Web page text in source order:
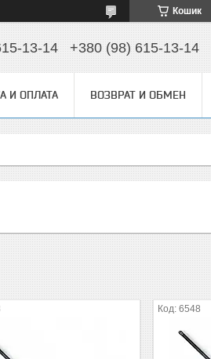
Кошик
13-14 +380 (98) 615-13-14
И ОПЛАТА ВОЗВРАТ И ОБМЕН
6548